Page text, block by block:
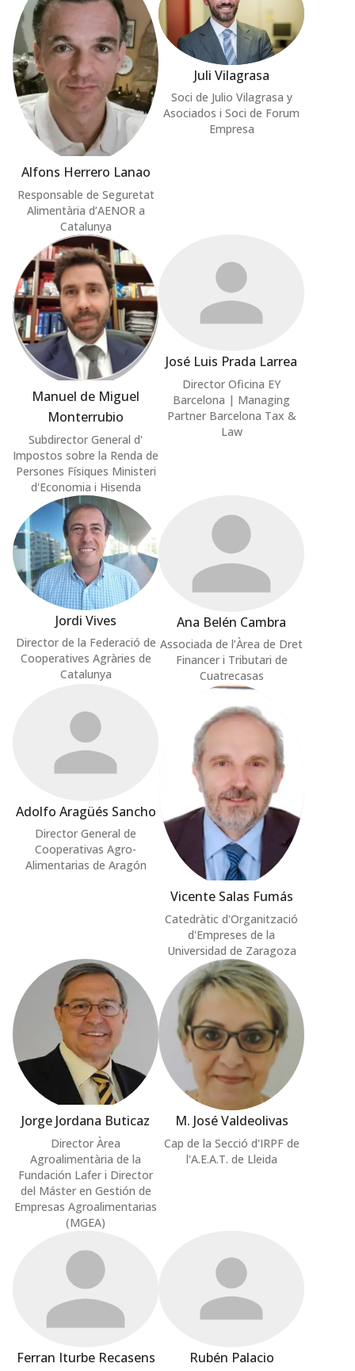
Alfons Herrero Lanao
Responsable de Seguretat
Alimentària d’AENOR a
Catalunya
Juli Vilagrasa
Soci de Julio Vilagrasa y
Asociados i Soci de Forum
Empresa
Manuel de Miguel
Monterrubio
Subdirector General d'
Impostos sobre la Renda de
Persones Físiques Ministeri
d'Economia i Hisenda
José Luis Prada Larrea
Director Oficina EY
Barcelona | Managing
Partner Barcelona Tax &
Law
Jordi Vives
Director de la Federació de
Cooperatives Agràries de
Catalunya
Ana Belén Cambra
Associada de l’Àrea de Dret
Financer i Tributari de
Cuatrecasas
Adolfo Aragüés Sancho
Director General de
Cooperativas Agro-
Alimentarias de Aragón
Vicente Salas Fumás
Catedràtic d'Organització
d'Empreses de la
Universidad de Zaragoza
Jorge Jordana Buticaz
Director Àrea
Agroalimentària de la
Fundación Lafer i Director
del Máster en Gestión de
Empresas Agroalimentarias
(MGEA)
M. José Valdeolivas
Cap de la Secció d'IRPF de
l'A.E.A.T. de Lleida
Ferran Iturbe Recasens Rubén Palacio